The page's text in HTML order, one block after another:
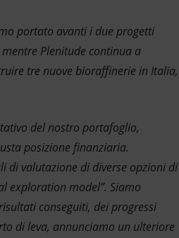
portato avanti i due progetti
Plenitude continua a
tre nuove bioraffinerie in Italia,
del nostro portafoglio,
posizione finanziaria.
di valutazione di diverse opzioni di
exploration model”. Siamo
conseguiti, dei progressi
di leva, annunciamo un ulteriore